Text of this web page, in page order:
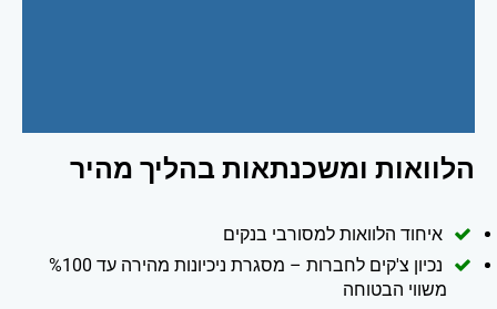
הלוואות ומשכנתאות בהליך מהיר
איחוד הלוואות למסורבי בנקים
נכיון צ'קים לחברות – מסגרת ניכיונות מהירה עד %100
משווי הבטוחה